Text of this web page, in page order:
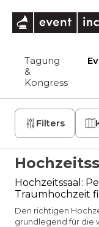
Tagung
&
Kongress
Filters
Hochzeitssaal:
Traumhochzeit
Den richtigen
grundlegend für die